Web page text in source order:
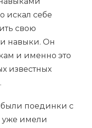
искал себе
свою
навыки. Он
и именно это
известных
поединки с
уже имели